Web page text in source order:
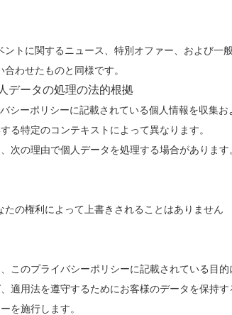
トに関するニュース、特別オファー、および一
わせたものと同様です。
データの処理の法的根拠
シーポリシーに記載されている個人情報を収集
る特定のコンテキストによって異なります。
次の理由で個人データを処理する場合があります
の権利によって上書きされることはありません
このプライバシーポリシーに記載されている目
適用法を遵守するためにお客様のデータを保持
を施行します。